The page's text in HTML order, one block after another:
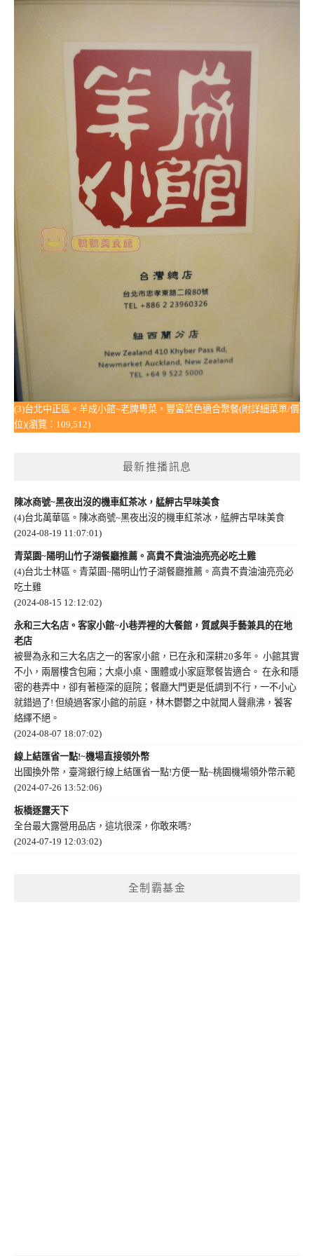
(3)台北中正區。羊成小館~老牌粵菜，豐富菜色適合聚餐(附詳細菜單/價
位)(瀏覽：109,512)
最新推播訊息
陳冰商號~黑夜出沒的機車紅茶冰，艋舺古早味美食
(4)台北萬華區。陳冰商號~黑夜出沒的機車紅茶冰，艋舺古早味美食
(2024-08-19 11:07:01)
青菜園~陽明山竹子湖餐廳推薦。高貴不貴油油亮亮必吃土雞
(4)台北士林區。青菜園~陽明山竹子湖餐廳推薦。高貴不貴油油亮亮必
吃土雞
(2024-08-15 12:12:02)
永和三大名店。客家小館~小巷弄裡的大餐館，質感與手藝兼具的在地
老店
被譽為永和三大名店之一的客家小館，已在永和深耕20多年。 小館其實
不小，兩層樓含包廂；大桌小桌、團體或小家庭聚餐皆適合。 在永和隱
密的巷弄中，卻有著極深的庭院；餐廳大門更是低調到不行，一不小心
就錯過了! 但繞過客家小館的前庭，林木鬱鬱之中就聞人聲鼎沸，饕客
絡繹不絕。
(2024-08-07 18:07:02)
線上結匯省一點!~機場直接領外幣
出國換外幣，臺灣銀行線上結匯省一點!方便一點~桃園機場領外幣示範
(2024-07-26 13:52:06)
板橋逐露天下
全台最大露營用品店，這坑很深，你敢來嗎?
(2024-07-19 12:03:02)
全制霸基金